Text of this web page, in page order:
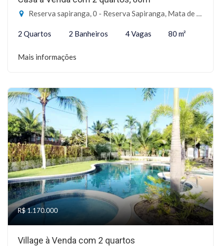
Reserva sapiranga, 0 - Reserva Sapiranga, Mata de São João-BA
2 Quartos 2 Banheiros 4 Vagas 80 m²
Mais informações
R$ 1.170.000
Village à Venda com 2 quartos